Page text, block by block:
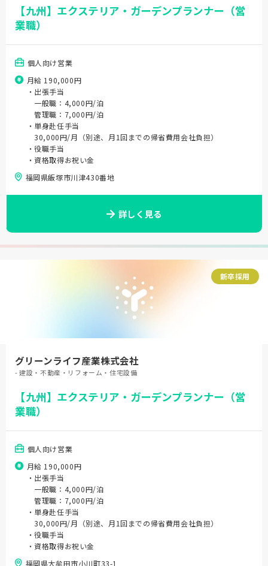
【九州】エクステリア・ガーデンプランナー（営
業職）
個人向け営業
月給 190,000円
・出張手当
一般職：4,000円/泊
管理職：7,000円/泊
・単身赴任手当
30,000円/月（別途、月1回までの帰省費用会社負担）
・役職手当
・資格取得お祝い金
福岡県飯塚市川津430番地
詳しく見る
新卒採用
グリーンライフ産業株式会社
- 建設・不動産・リフォーム・住宅設備
【九州】エクステリア・ガーデンプランナー（営
業職）
個人向け営業
月給 190,000円
・出張手当
一般職：4,000円/泊
管理職：7,000円/泊
・単身赴任手当
30,000円/月（別途、月1回までの帰省費用会社負担）
・役職手当
・資格取得お祝い金
福岡県大牟田市小川町33-1